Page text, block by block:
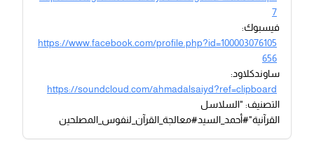
7
فيسبوك:
https://www.facebook.com/profile.php?id=100003076105
656
ساوندكلاود:
https://soundcloud.com/ahmadalsaiyd?ref=clipboard
التصنيف: "السلاسل
القرآنية"#أحمد_السيد#معالجة_القرآن_لنفوس_المصلحين